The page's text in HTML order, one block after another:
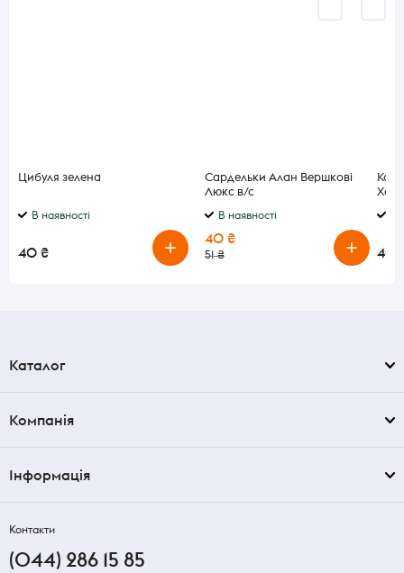
Цибуля зелена
В наявності
40 ₴
Сардельки Алан Вершкові
Люкс в/с
В наявності
40 ₴
51 ₴ 40
Каталог
Компанія
Інформація
Контакти
(044) 286 15 85